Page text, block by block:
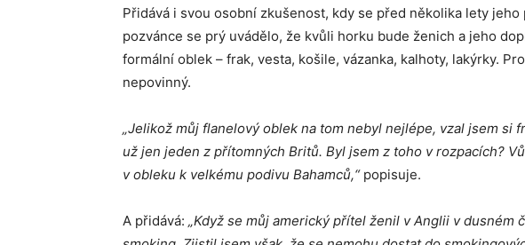
Přidává i svou osobní zkušenost, kdy se před několika lety jeho
pozvánce se prý uvádělo, že kvůli horku bude ženich a jeho
formální oblek – frak, vesta, košile, vázanka, kalhoty, lakýrky.
nepovinný.
„Jelikož můj flanelový oblek na tom nebyl nejlépe, vzal jsem si
už jen jeden z přítomných Britů. Byl jsem z toho v rozpacích?
v obleku k velkému podivu Bahamců,“popisuje.
A přidává: „Když se můj americký přítel ženil v Anglii v dusném